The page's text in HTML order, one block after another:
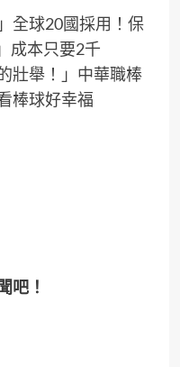
全球20國採用！保
成本只要2千
壯舉！」中華職棒
棒球好幸福
吧！